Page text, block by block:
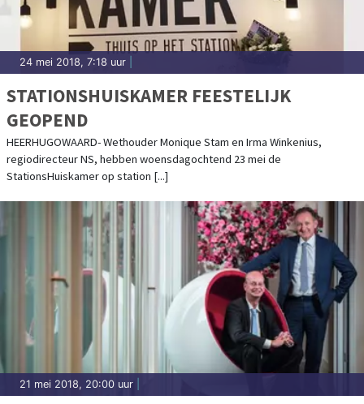
24 mei 2018, 7:18 uur
STATIONSHUISKAMER FEESTELIJK
GEOPEND
HEERHUGOWAARD- Wethouder Monique Stam en Irma Winkenius,
regiodirecteur NS, hebben woensdagochtend 23 mei de
StationsHuiskamer op station [...]
21 mei 2018, 20:00 uur